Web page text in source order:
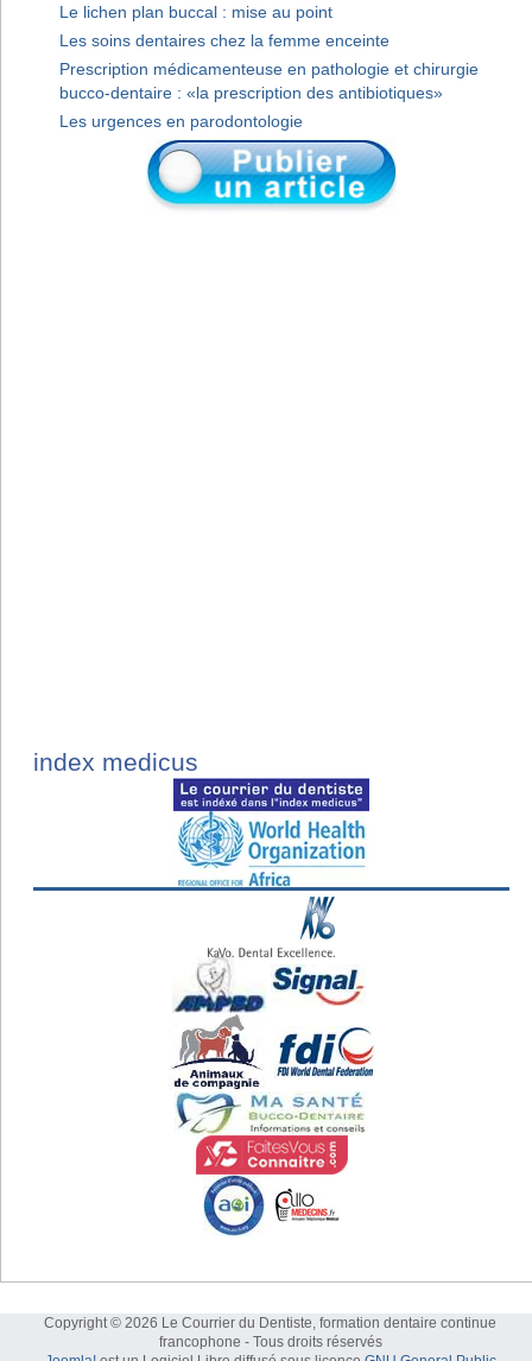
Le lichen plan buccal : mise au point
Les soins dentaires chez la femme enceinte
Prescription médicamenteuse en pathologie et chirurgie
bucco-dentaire : «la prescription des antibiotiques»
Les urgences en parodontologie
index medicus
Copyright © 2026 Le Courrier du Dentiste, formation dentaire continue
francophone - Tous droits réservés